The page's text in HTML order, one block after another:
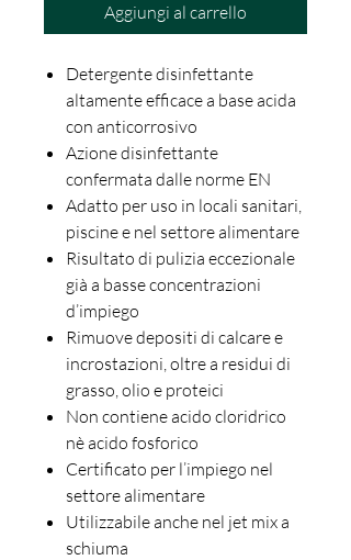
Aggiungi al carrello
Detergente disinfettante
altamente efficace a base acida
con anticorrosivo
Azione disinfettante
confermata dalle norme EN
Adatto per uso in locali sanitari,
piscine e nel settore alimentare
Risultato di pulizia eccezionale
già a basse concentrazioni
d’impiego
Rimuove depositi di calcare e
incrostazioni, oltre a residui di
grasso, olio e proteici
Non contiene acido cloridrico
nè acido fosforico
Certificato per l’impiego nel
settore alimentare
Utilizzabile anche nel jet mix a
schiuma